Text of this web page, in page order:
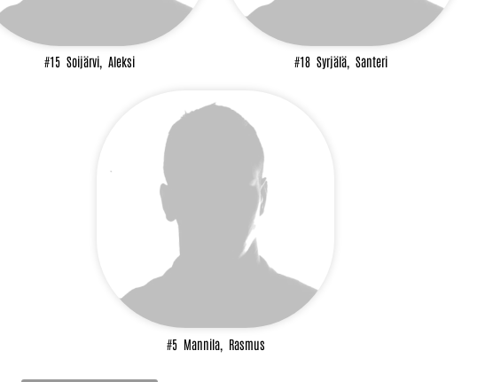
#15 Soijärvi, Aleksi #18 Syrjälä, Santeri
#5 Mannila, Rasmus